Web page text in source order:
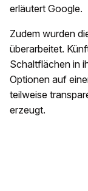
erläutert Google.
Zudem wurden
überarbeitet.
Schaltflächen in
Optionen auf
teilweise
erzeugt.